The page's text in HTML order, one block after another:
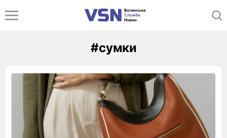
#сумки